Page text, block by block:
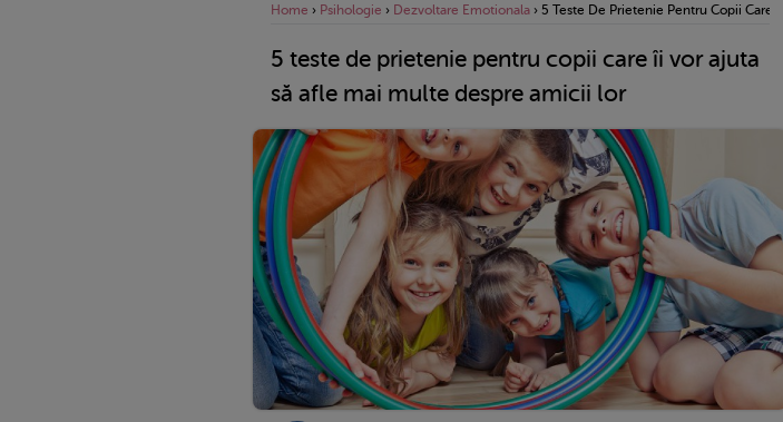
Home › Psihologie › Dezvoltare Emotionala › 5 Teste De Prietenie Pentru Copii Care
5 teste de prietenie pentru copii care îi vor ajuta
să afle mai multe despre amicii lor